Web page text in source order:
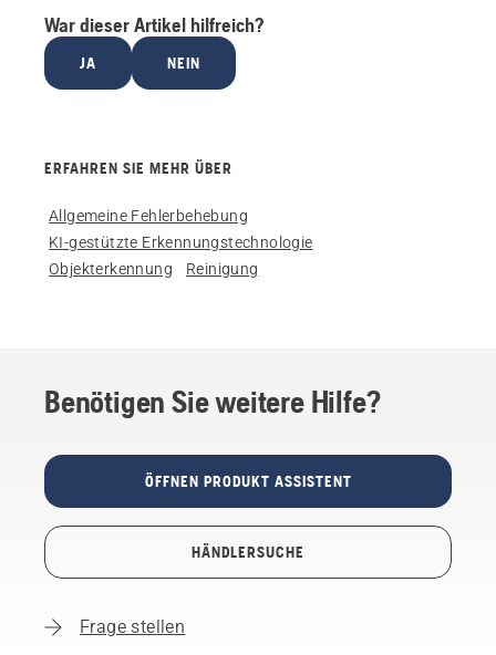
War dieser Artikel hilfreich?
JA NEIN
ERFAHREN SIE MEHR ÜBER
Allgemeine Fehlerbehebung
KI-gestützte Erkennungstechnologie
Objekterkennung
Reinigung
Benötigen Sie weitere Hilfe?
ÖFFNEN PRODUKT ASSISTENT
HÄNDLERSUCHE
Frage stellen